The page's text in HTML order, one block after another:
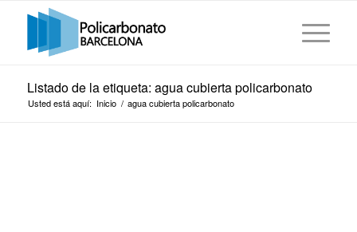
Listado de la etiqueta: agua cubierta policarbonato
Usted está aquí: Inicio / agua cubierta policarbonato